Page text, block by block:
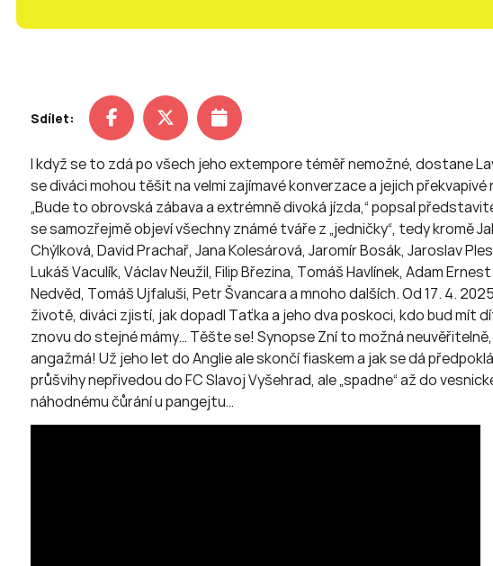
Sdílet:
I když se to zdá po všech jeho extempore téměř nemožné, dostane
se diváci mohou těšit na velmi zajímavé konverzace a jejich
„Bude to obrovská zábava a extrémně divoká jízda,“ popsal
se samozřejmě objeví všechny známé tváře z „jedničky“, tedy kromě
Chýlková, David Prachař, Jana Kolesárová, Jaromír Bosák, Jaroslav
Lukáš Vaculík, Václav Neužil, Filip Březina, Tomáš Havlínek, Adam
Nedvěd, Tomáš Ujfaluši, Petr Švancara a mnoho dalších. Od 17. 4.
životě, diváci zjistí, jak dopadl Taťka a jeho dva poskoci, kdo bud mít
znovu do stejné mámy… Těšte se! Synopse Zní to možná
angažmá! Už jeho let do Anglie ale skončí fiaskem a jak se dá
průšvihy nepřivedou do FC Slavoj Vyšehrad, ale „spadne“ až do
náhodnému čůrání u pangejtu…